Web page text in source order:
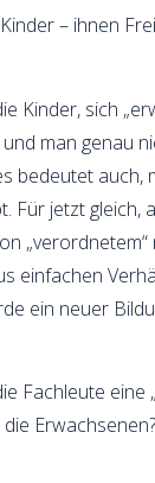
– ihnen
Kinder, sich
man genau
bedeutet
Für jetzt
einfachen
ein neuer
Fachleute eine